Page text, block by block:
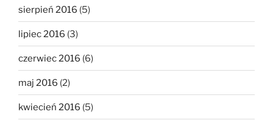
sierpień 2016 (5)
lipiec 2016 (3)
czerwiec 2016 (6)
maj 2016 (2)
kwiecień 2016 (5)